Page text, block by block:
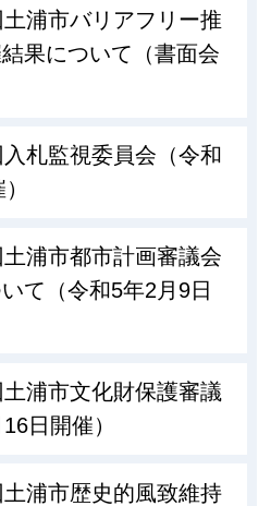
浦市バリアフリー推
果について（書面会
札監視委員会（令和
浦市都市計画審議会
て（令和5年2月9日
浦市文化財保護審議
日開催）
浦市歴史的風致維持